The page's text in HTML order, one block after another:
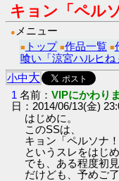
キョン「ペル
● メニュー
■ トップ ■作品一覧 ■
喰い「涼宮ハルヒね
小中大
1 名前：VIPにかわり
日：2014/06/13(金)
はじめに。
このSSは、
キョン「ペルソナ！
というスレをはじ
でも、ある程度初
だけども、予めご